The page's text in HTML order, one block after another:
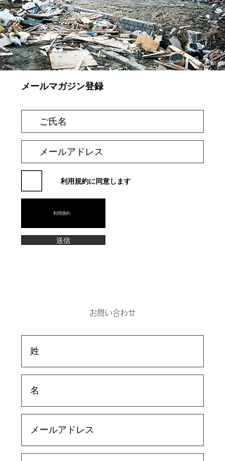
メールマガジン登録
利用規約に同意します
利用規約
送信
お問い合わせ